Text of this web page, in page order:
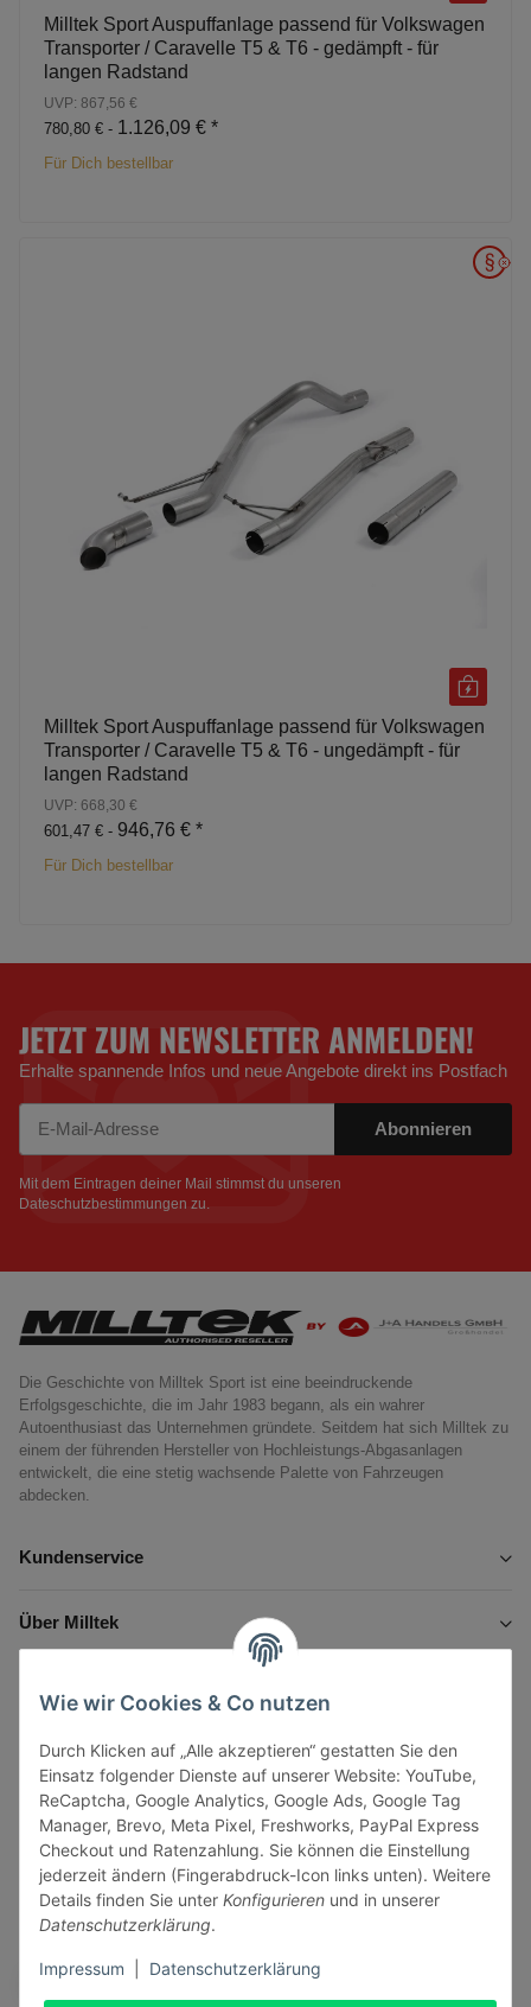
Wie wir Cookies & Co nutzen
Durch Klicken auf „Alle akzeptieren“ gestatten Sie den
Einsatz folgender Dienste auf unserer Website: YouTube,
ReCaptcha, Google Analytics, Google Ads, Google Tag
Manager, Brevo, Meta Pixel, Freshworks, PayPal Express
Checkout und Ratenzahlung. Sie können die Einstellung
jederzeit ändern (Fingerabdruck-Icon links unten). Weitere
Details finden Sie unter Konfigurieren und in unserer
Datenschutzerklärung.
Impressum Datenschutzerklärung
Milltek Sport Auspuffanlage passend für Volkswagen
Transporter / Caravelle T5 & T6 - gedämpft - für
langen Radstand
UVP: 867,56 €
780,80 € - 1.126,09 € *
Für Dich bestellbar
Milltek Sport Auspuffanlage passend für Volkswagen
Transporter / Caravelle T5 & T6 - ungedämpft - für
langen Radstand
UVP: 668,30 €
601,47 € - 946,76 € *
Für Dich bestellbar
JETZT ZUM NEWSLETTER ANMELDEN!
Erhalte spannende Infos und neue Angebote direkt ins Postfach
Abonnieren
Mit dem Eintragen deiner Mail stimmst du unseren
Dateschutzbestimmungen zu.
Die Geschichte von Milltek Sport ist eine beeindruckende
Erfolgsgeschichte, die im Jahr 1983 begann, als ein wahrer
Autoenthusiast das Unternehmen gründete. Seitdem hat sich Milltek zu
einem der führenden Hersteller von Hochleistungs-Abgasanlagen
entwickelt, die eine stetig wachsende Palette von Fahrzeugen
abdecken.
Kundenservice
Über Milltek
Gesetzliche Informationen
Vertrag widerrufen
Sicher bezahlen via: